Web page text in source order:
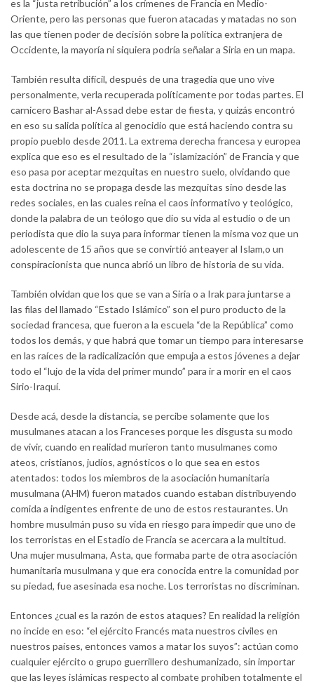
es la “justa retribución” a los crímenes de Francia en Medio-
Oriente, pero las personas que fueron atacadas y matadas no son
las que tienen poder de decisión sobre la política extranjera de
Occidente, la mayoría ni siquiera podría señalar a Siria en un mapa.
También resulta difícil, después de una tragedia que uno vive
personalmente, verla recuperada políticamente por todas partes. El
carnicero Bashar al-Assad debe estar de fiesta, y quizás encontró
en eso su salida política al genocidio que está haciendo contra su
propio pueblo desde 2011. La extrema derecha francesa y europea
explica que eso es el resultado de la “islamización” de Francia y que
eso pasa por aceptar mezquitas en nuestro suelo, olvidando que
esta doctrina no se propaga desde las mezquitas sino desde las
redes sociales, en las cuales reina el caos informativo y teológico,
donde la palabra de un teólogo que dio su vida al estudio o de un
periodista que dio la suya para informar tienen la misma voz que un
adolescente de 15 años que se convirtió anteayer al Islam,o un
conspiracionista que nunca abrió un libro de historia de su vida.
También olvidan que los que se van a Siria o a Irak para juntarse a
las filas del llamado “Estado Islámico” son el puro producto de la
sociedad francesa, que fueron a la escuela “de la República” como
todos los demás, y que habrá que tomar un tiempo para interesarse
en las raíces de la radicalización que empuja a estos jóvenes a dejar
todo el “lujo de la vida del primer mundo” para ir a morir en el caos
Sirio-Iraquí.
Desde acá, desde la distancia, se percibe solamente que los
musulmanes atacan a los Franceses porque les disgusta su modo
de vivir, cuando en realidad murieron tanto musulmanes como
ateos, cristianos, judíos, agnósticos o lo que sea en estos
atentados: todos los miembros de la asociación humanitaria
musulmana (AHM) fueron matados cuando estaban distribuyendo
comida a indigentes enfrente de uno de estos restaurantes. Un
hombre musulmán puso su vida en riesgo para impedir que uno de
los terroristas en el Estadio de Francia se acercara a la multitud.
Una mujer musulmana, Asta, que formaba parte de otra asociación
humanitaria musulmana y que era conocida entre la comunidad por
su piedad, fue asesinada esa noche. Los terroristas no discriminan.
Entonces ¿cual es la razón de estos ataques? En realidad la religión
no incide en eso: “el ejército Francés mata nuestros civiles en
nuestros países, entonces vamos a matar los suyos”: actúan como
cualquier ejército o grupo guerrillero deshumanizado, sin importar
que las leyes islámicas respecto al combate prohíben totalmente el